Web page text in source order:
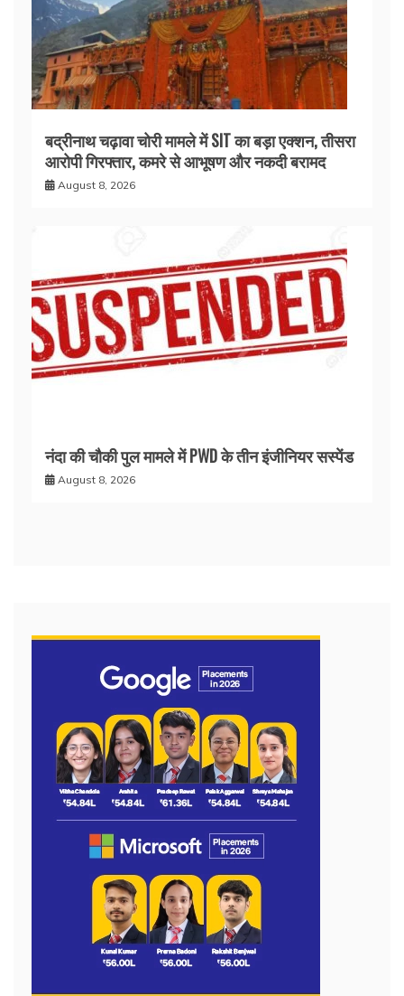
बद्रीनाथ चढ़ावा चोरी मामले में SIT का बड़ा एक्शन, तीसरा
आरोपी गिरफ्तार, कमरे से आभूषण और नकदी बरामद
August 8, 2026
नंदा की चौकी पुल मामले में PWD के तीन इंजीनियर सस्पेंड
August 8, 2026